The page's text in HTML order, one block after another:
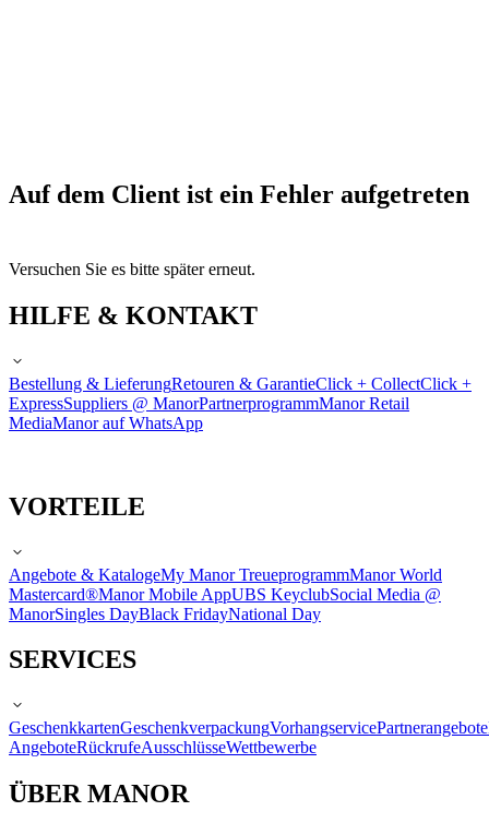
Auf dem Client ist ein Fehler aufgetreten
Versuchen Sie es bitte später erneut.
HILFE & KONTAKT
Bestellung & LieferungRetouren & GarantieClick + CollectClick +
ExpressSuppliers @ ManorPartnerprogrammManor Retail
MediaManor auf WhatsApp
VORTEILE
Angebote & KatalogeMy Manor TreueprogrammManor World
Mastercard®Manor Mobile AppUBS KeyclubSocial Media @
ManorSingles DayBlack FridayNational Day
SERVICES
GeschenkkartenGeschenkverpackungVorhangservicePartnerangebote
AngeboteRückrufeAusschlüsseWettbewerbe
ÜBER MANOR